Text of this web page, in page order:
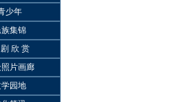
少年
族集锦
欣 赏
片画廊
园地